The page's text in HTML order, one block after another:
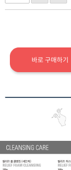
바로 구매하기